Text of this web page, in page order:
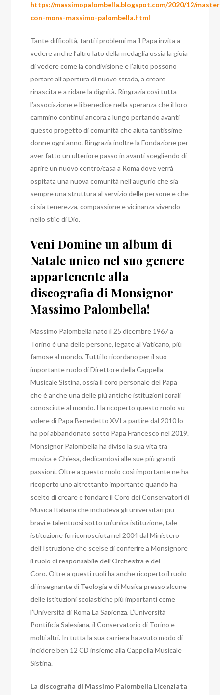
https://massimopalombella.blogspot.com/2020/12/
con-mons-massimo-palombella.html
Tante difficoltà, tanti i problemi ma il Papa invita a
vedere anche l’altro lato della medaglia ossia la gioia
di vedere come la condivisione e l’aiuto possono
portare all’apertura di nuove strada, a creare
rinascita e a ridare la dignità. Ringrazia così tutta
l’associazione e li benedice nella speranza che il loro
cammino continui ancora a lungo portando avanti
questo progetto di comunità che aiuta tantissime
donne ogni anno. Ringrazia inoltre la Fondazione per
aver fatto un ulteriore passo in avanti scegliendo di
aprire un nuovo centro/casa a Roma dove verrà
ospitata una nuova comunità nell’augurio che sia
sempre una struttura al servizio delle persone e che
ci sia tenerezza, compassione e vicinanza vivendo
nello stile di Dio.
Veni Domine un album di
Natale unico nel suo genere
appartenente alla
discografia di Monsignor
Massimo Palombella!
Massimo Palombella nato il 25 dicembre 1967 a
Torino è una delle persone, legate al Vaticano, più
famose al mondo. Tutti lo ricordano per il suo
importante ruolo di Direttore della Cappella
Musicale Sistina, ossia il coro personale del Papa
che è anche una delle più antiche istituzioni corali
conosciute al mondo. Ha ricoperto questo ruolo su
volere di Papa Benedetto XVI a partire dal 2010 lo
ha poi abbandonato sotto Papa Francesco nel 2019.
Monsignor Palombella ha diviso la sua vita tra
musica e Chiesa, dedicandosi alle sue più grandi
passioni. Oltre a questo ruolo così importante ne ha
ricoperto uno altrettanto importante quando ha
scelto di creare e fondare il Coro dei Conservatori di
Musica Italiana che includeva gli universitari più
bravi e talentuosi sotto un’unica istituzione, tale
istituzione fu riconosciuta nel 2004 dal Ministero
dell’Istruzione che scelse di conferire a Monsignore
il ruolo di responsabile dell’Orchestra e del
Coro. Oltre a questi ruoli ha anche ricoperto il ruolo
di insegnante di Teologia e di Musica presso alcune
delle istituzioni scolastiche più importanti come
l’Università di Roma La Sapienza, L’Università
Pontificia Salesiana, il Conservatorio di Torino e
molti altri. In tutta la sua carriera ha avuto modo di
incidere ben 12 CD insieme alla Cappella Musicale
Sistina.
La discografia di Massimo Palombella Licenziata